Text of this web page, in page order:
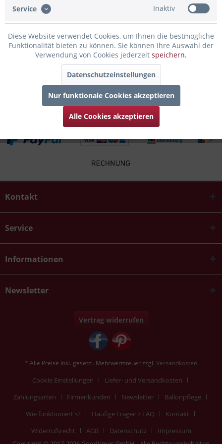
Folgende Infos zum Hersteller sind verfübar......mehr
Zubehör 4
Kunden kauften auch
Kontakt
Service
Informationen
Newsletter
Vertrag widerrufen
* Alle Preise inkl. gesetzl. Mehrwertsteuer zzgl. Versandkosten
Cookie Einstellungen
Liefer- und Versandkosten
Zahlungsarten
Firmenkunden Newsletter
Ballonpflege
Wie funktioniert's?
Häufige Fragen / FAQ
Kontakt
Widerrufsrecht
AGB Datenschutz
Impressum
Service Inaktiv
Diese Website verwendet Cookies, um Ihnen die bestmögliche
Funktionalität bieten zu können. Sie können Ihre Auswahl der
Verwendung von Cookies jederzeit speichern.
Datenschutzeinstellungen
Nur funktionale Cookies akzeptieren
Alle Cookies akzeptieren